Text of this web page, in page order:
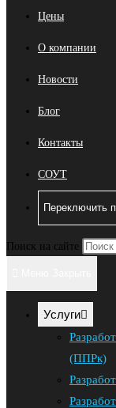
Цены
О компании
Новости
Блог
Контакты
СОУТ
Переключить
Поиск на сайте
Услуги
(ППРк)